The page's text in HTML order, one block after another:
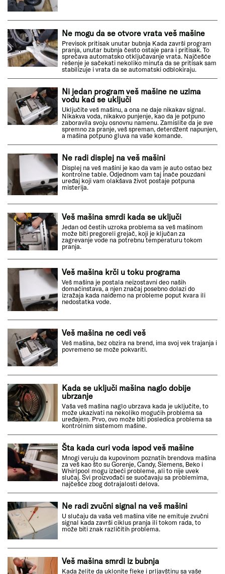
Ne mogu da se otvore vrata veš mašine
Previsok pritisak unutar bubnja Kada završi program
pranja, unutar bubnja često ostaje para i pritisak. To
sprečava automatsko otključavanje vrata. Najčešće
rešenje je sačekati nekoliko minuta da se pritisak sam
stabilizuje i vrata da se automatski odblokiraju.
Ni jedan program veš mašine ne uzima
vodu kad se uključi
Uključite veš mašinu, a ona ne daje nikakav signal.
Nikakva voda, nikakvo punjenje, kao da je potpuno
zaboravila svoju osnovnu namenu. Zamislite da je sve
spremno za pranje, veš spreman, deterdžent napunjen,
a mašina potpuno gluva na vaše komande.
Ne radi displej na veš mašini
Displej na veš mašini je kao da vam je auto ostao bez
kontrolne table. Odjednom vam taj inače pouzdani
uređaj koji vam olakšava život postaje potpuna
misterija.
Veš mašina smrdi kada se uključi
Jedan od čestih uzroka problema sa veš mašinom
može biti pregoreli grejač, koji je ključan za
zagrevanje vode na potrebnu temperaturu tokom
pranja.
Veš mašina krči u toku programa
Veš mašina je postala neizostavni deo naših
domaćinstava, a njen značaj posebno dolazi do
izražaja kada naiđemo na probleme poput kvara ili
nedostatka vode.
Veš mašina ne cedi veš
Veš mašina, bez obzira na brend, ima svoj vek trajanja i
povremeno se može pokvariti.
Kada se uključi mašina naglo dobije
ubrzanje
Vaša veš mašina naglo ubrzava kada je uključite, to
može ukazivati na nekoliko mogućih problema sa
uređajem. Prvo, ovo može biti posledica problema sa
kontrolnim sistemom mašine.
Šta kada curi voda ispod veš mašine
Mnogi veruju da kupovinom poznatih brendova mašina
za veš kao što su Gorenje, Candy, Siemens, Beko i
Whirlpool mogu izbeći probleme, ali to nije uvek
slučaj. Svi proizvođači se suočavaju sa problemima,
najčešće zbog dotrajalosti delova.
Ne radi zvučni signal na veš mašini
U slučaju da vaša veš mašina više ne emituje zvučni
signal kada završi ciklus pranja ili tokom rada, to
može biti znak različitih problema.
Veš mašina smrdi iz bubnja
Kada želite da uklonite fleke i prljavštinu sa vaše